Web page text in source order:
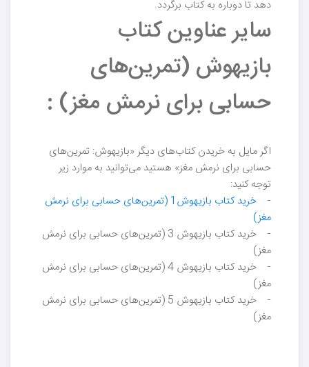
دهد تا دوباره به کتاب برگردد.
سایر عناوین کتاب
بازیهوش (تمرین‌های
حسابی برای نرمش مغز) :
اگر مایل به خریدن کتاب‌های دیگر «بازیهوش: تمرین‌های
حسابی برای نرمش مغز» هستید می‌توانید به موارد زیر
توجه کنید:
-
خرید کتاب بازیهوش1 (تمرین‌های حسابی برای نرمش
مغز)
- خرید کتاب بازیهوش 3 (تمرین‌های حسابی برای نرمش
مغز)
- خرید کتاب بازیهوش 4 (تمرین‌های حسابی برای نرمش
مغز)
- خرید کتاب بازیهوش 5 (تمرین‌های حسابی برای نرمش
مغز)